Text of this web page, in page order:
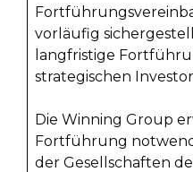
vorläufig
langfristige
strategischen
Die Winning Group
Fortführung
der Gesellschaften